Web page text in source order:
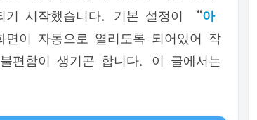
기 시작했습니다. 기본 설정이 “아
이 자동으로 열리도록 되어있어 작
편함이 생기곤 합니다. 이 글에서는